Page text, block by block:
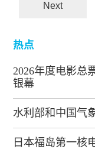
Next
热点
2026年度电影总
银幕
水利部和中国气
日本福岛第一核